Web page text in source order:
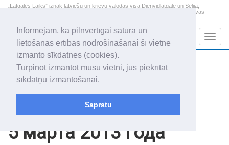
Informējam, ka pilnvērtīgai satura un
lietošanas ērtības nodrošināšanai šī vietne
izmanto sīkdatnes (cookies).
Turpinot izmantot mūsu vietni, jūs piekrītat
sīkdatņu izmantošanai.
Sapratu
„Latgales Laiks” iznāk latviešu un krievu valodās visā Dienvidlatgalē un Sēlijā,
„Latgales Laiks” latviešu valodā aptver Daugavpils valstspilsētu, Augšdaugavas
2026. gada 9. augusts
Svētdiena
Genovefa, Genoveva, Madara
+22.2
5 марта 2013 года